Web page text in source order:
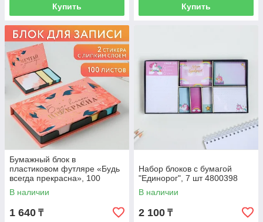
Купить Купить
Бумажный блок в
пластиковом футляре «Будь
всегда прекрасна», 100
листов + 2 стикера
В наличии
1 640 ₸
Набор блоков с бумагой
"Единорог", 7 шт 4800398
В наличии
2 100 ₸